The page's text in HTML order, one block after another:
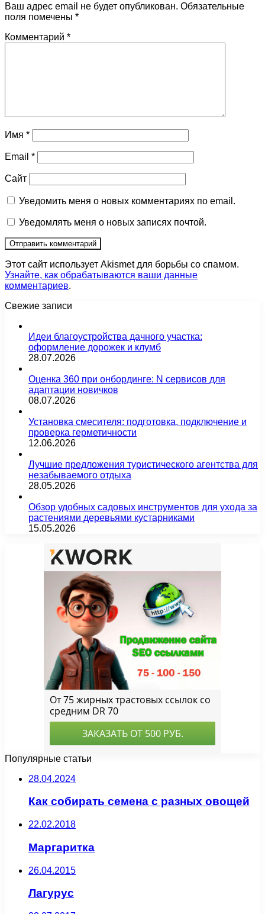
Ваш адрес email не будет опубликован. Обязательные
поля помечены *
Комментарий *
Имя *
Email *
Сайт
Уведомить меня о новых комментариях по email.
Уведомлять меня о новых записях почтой.
Этот сайт использует Akismet для борьбы со спамом.
Узнайте, как обрабатываются ваши данные
комментариев.
Свежие записи
Идеи благоустройства дачного участка:
оформление дорожек и клумб
28.07.2026
Оценка 360 при онбординге: N сервисов для
адаптации новичков
08.07.2026
Установка смесителя: подготовка, подключение и
проверка герметичности
12.06.2026
Лучшие предложения туристического агентства для
незабываемого отдыха
28.05.2026
Обзор удобных садовых инструментов для ухода за
растениями деревьями кустарниками
15.05.2026
Популярные статьи
28.04.2024
Как собирать семена с разных овощей
22.02.2018
Маргаритка
26.04.2015
Лагурус